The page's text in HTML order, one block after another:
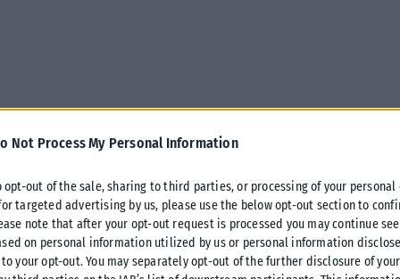
Not Process My Personal Information
opt-out of the sale, sharing to third parties, or processing of your
targeted advertising by us, please use the below opt-out section to
note that after your opt-out request is processed you may continue
on personal information utilized by us or personal information
your opt-out. You may separately opt-out of the further disclosure of
μπήκε από σήμερα στην τελική
εντός έδρας, αναμέτρηση για